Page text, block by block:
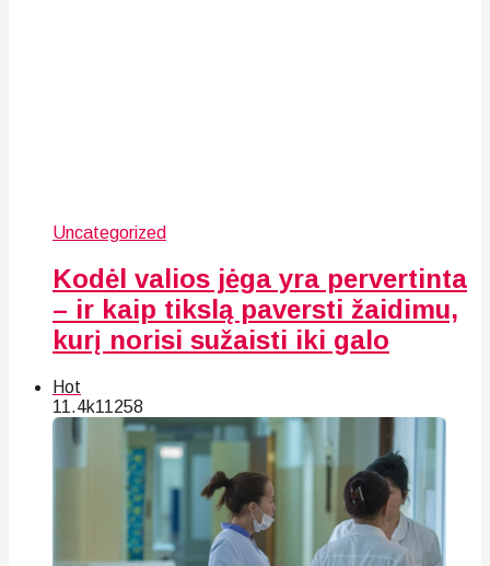
Uncategorized
Kodėl valios jėga yra pervertinta
– ir kaip tikslą paversti žaidimu,
kurį norisi sužaisti iki galo
Hot
11.4k11258